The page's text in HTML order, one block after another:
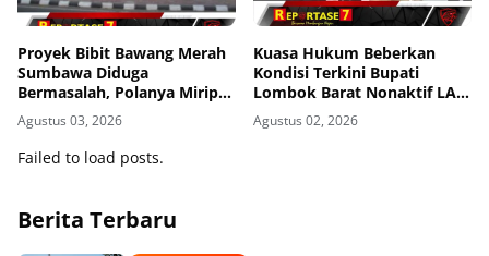
Proyek Bibit Bawang Merah
Sumbawa Diduga
Bermasalah, Polanya Mirip
Kasus Korupsi di Lobar
Agustus 03, 2026
Kuasa Hukum Beberkan
Kondisi Terkini Bupati
Lombok Barat Nonaktif LAZ
di Rutan KPK, Pasrah dan
Kooperatif
Agustus 02, 2026
Failed to load posts.
Berita Terbaru